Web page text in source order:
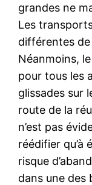
grandes ne
Les
différentes
Néanmoins,
pour tous les
glissades sur
route de la
n’est pas
réédifier qu’à
risque
dans une des